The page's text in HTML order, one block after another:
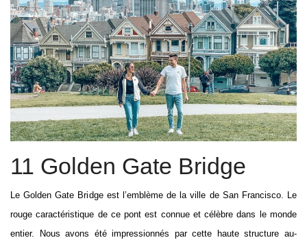
11 Golden Gate Bridge
Le Golden Gate Bridge est l’emblème de la ville de San Francisco. Le
rouge caractéristique de ce pont est connue et célèbre dans le monde
entier. Nous avons été impressionnés par cette haute structure au-